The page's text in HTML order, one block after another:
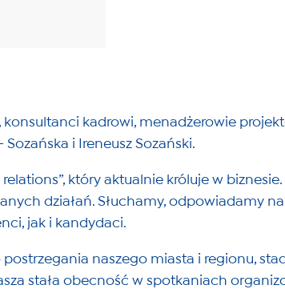
konsultanci kadrowi, menadżerowie
Sozańska i Ireneusz Sozański.
który aktualnie króluje w
działań. Słuchamy, odpowiadamy
jak i kandydaci.
naszego miasta i regionu,
stała obecność w spotkaniach